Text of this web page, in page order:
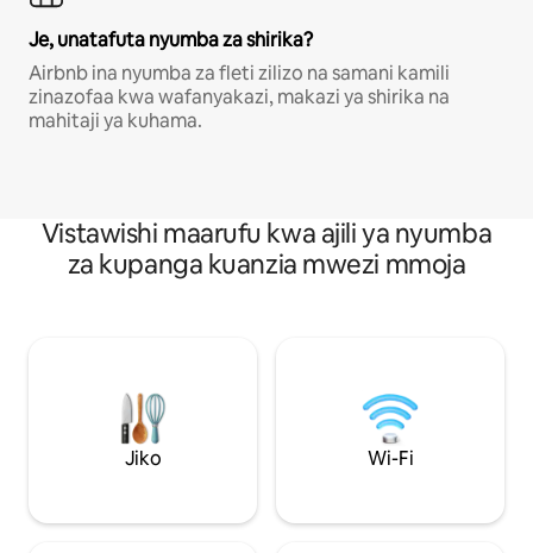
Je, unatafuta nyumba za shirika?
Airbnb ina nyumba za fleti zilizo na samani kamili
zinazofaa kwa wafanyakazi, makazi ya shirika na
mahitaji ya kuhama.
Vistawishi maarufu kwa ajili ya nyumba
za kupanga kuanzia mwezi mmoja
Jiko Wi-Fi